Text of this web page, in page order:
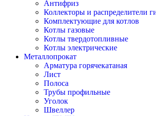
Антифриз
Коллекторы и распределители
Комплектующие для котлов
Котлы газовые
Котлы твердотопливные
Котлы электрические
Металлопрокат
Арматура горячекатаная
Лист
Полоса
Трубы профильные
Уголок
Швеллер